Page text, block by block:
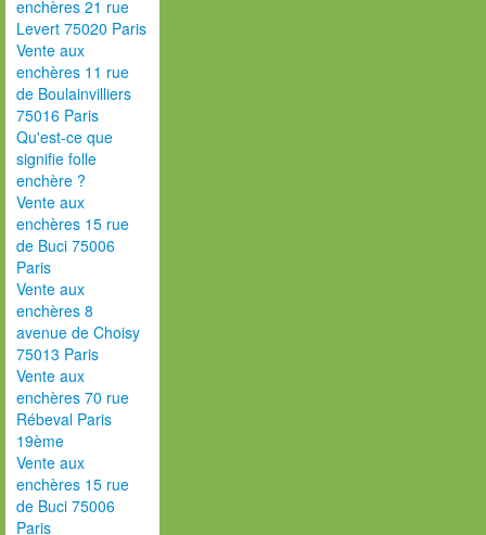
enchères 21 rue
Levert 75020 Paris
Vente aux
enchères 11 rue
de Boulainvilliers
75016 Paris
Qu'est-ce que
signifie folle
enchère ?
Vente aux
enchères 15 rue
de Buci 75006
Paris
Vente aux
enchères 8
avenue de Choisy
75013 Paris
Vente aux
enchères 70 rue
Rébeval Paris
19ème
Vente aux
enchères 15 rue
de Buci 75006
Paris